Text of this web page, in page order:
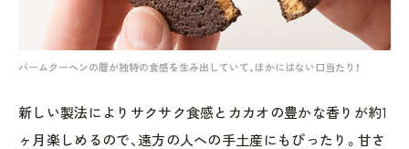
バームクーヘンの層が独特の食感を生み出していて、ほかにはない口当たり！
新しい製法によりサクサク食感とカカオの豊かな香りが約1
ヶ月楽しめるので、遠方の人への手土産にもぴったり。甘さ